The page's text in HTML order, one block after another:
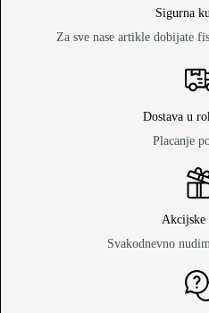
Sigurna
Za sve nase artikle dobijate
Dostava u
Placanje
Akcijske
Svakodnevno